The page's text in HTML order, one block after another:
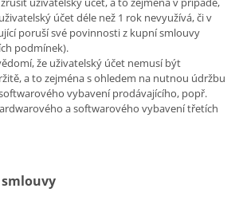
účet déle než 1 rok nevyužívá, či v
poruší své povinnosti z kupní smlouvy
podmínek).
že uživatelský účet nemusí být
a to zejména s ohledem na nutnou údržbu
vybavení prodávajícího, popř.
a softwarového vybavení třetích